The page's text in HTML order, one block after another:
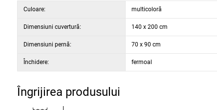
· 1x față de pernă 40 x 40 cm
Culoare: multicoloră
Dimensiuni cuvertură: 140 x 200 cm
Dimensiuni pernă: 70 x 90 cm
Închidere: fermoal
Îngrijirea produsului